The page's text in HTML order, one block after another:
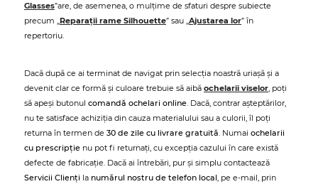
Glasses”are, de asemenea, o mulțime de sfaturi despre subiecte
precum „Reparații rame Silhouette” sau „Ajustarea lor” în
repertoriu.
Dacă după ce ai terminat de navigat prin selecția noastră uriașă și a
devenit clar ce formă și culoare trebuie să aibă ochelarii viselor, poți
să apeși butonul comandă ochelari online. Dacă, contrar așteptărilor,
nu te satisface achiziția din cauza materialului sau a culorii, îl poți
returna în termen de 30 de zile cu livrare gratuită. Numai ochelarii
cu prescripție nu pot fi returnați, cu excepția cazului în care există
defecte de fabricație. Dacă ai întrebări, pur și simplu contactează
Servicii Clienți la numărul nostru de telefon local, pe e-mail, prin